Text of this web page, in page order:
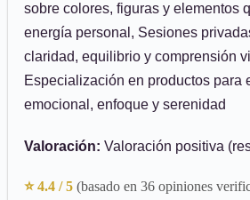
sobre colores, figuras y elementos
energía personal, Sesiones
claridad, equilibrio y comprensión
Especialización en productos para
emocional, enfoque y serenidad
Valoración: Valoración positiva
⭐ 4.4 / 5 (basado en 36 opiniones